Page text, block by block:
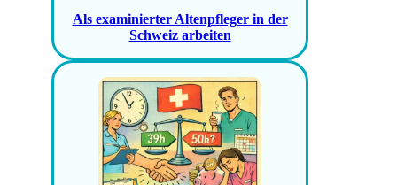
Als examinierter Altenpfleger in der
Schweiz arbeiten